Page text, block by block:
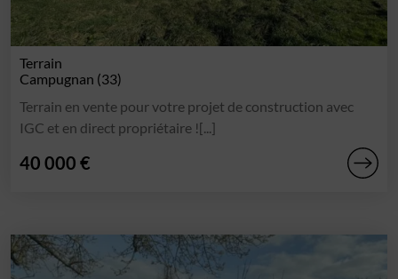
Terrain
Campugnan (33)
Terrain en vente pour votre projet de construction avec
IGC et en direct propriétaire ![...]
40 000 €